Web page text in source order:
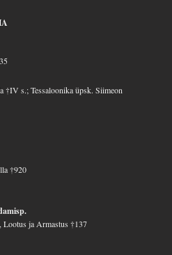
†IV s.; Tessaloonika üpsk. Siimeon
†920
Lootus ja Armastus †137